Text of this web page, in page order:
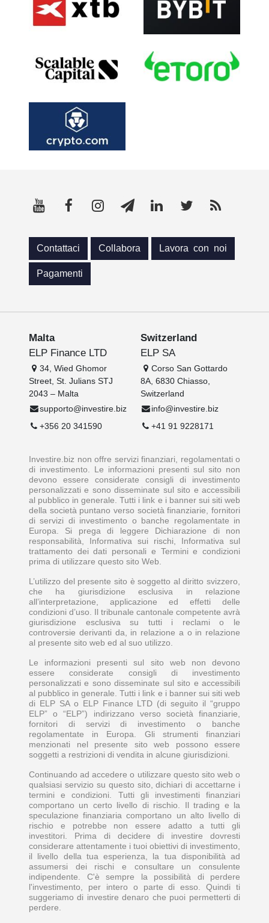
Contattaci Collabora Lavora con noi
Pagamenti
Malta
ELP Finance LTD
34, Wied Ghomor
Street, St. Julians STJ
2043 – Malta
supporto@investire.biz
+356 20 341590
Switzerland
ELP SA
Corso San Gottardo
8A, 6830 Chiasso,
Switzerland
info@investire.biz
+41 91 9228171
Investire.biz non offre servizi finanziari, regolamentati o
di investimento. Le informazioni presenti sul sito non
devono essere considerate consigli di investimento
personalizzati e sono disseminate sul sito e accessibili
al pubblico in generale. Tutti i link e i banner sui siti web
della società puntano verso società finanziarie, fornitori
di servizi di investimento o banche regolamentate in
Europa. Si prega di leggere Dichiarazione di non
responsabilità, Informativa sui rischi, Informativa sul
trattamento dei dati personali e Termini e condizioni
prima di utilizzare questo sito Web.
L’utilizzo del presente sito è soggetto al diritto svizzero,
che ha giurisdizione esclusiva in relazione
all’interpretazione, applicazione ed effetti delle
condizioni d’uso. Il tribunale cantonale competente avrà
giurisdizione esclusiva su tutti i reclami o le
controversie derivanti da, in relazione a o in relazione
al presente sito web ed al suo utilizzo.
Le informazioni presenti sul sito web non devono
essere considerate consigli di investimento
personalizzati e sono disseminate sul sito e accessibili
al pubblico in generale. Tutti i link e i banner sui siti web
di ELP SA o ELP Finance LTD (di seguito il “gruppo
ELP” o “ELP”) indirizzano verso società finanziarie,
fornitori di servizi di investimento o banche
regolamentate in Europa. Gli strumenti finanziari
menzionati nel presente sito web possono essere
soggetti a restrizioni di vendita in alcune giurisdizioni.
Continuando ad accedere o utilizzare questo sito web o
qualsiasi servizio su questo sito, dichiari di accettarne i
termini e condizioni. Tutti gli investimenti finanziari
comportano un certo livello di rischio. Il trading e la
speculazione finanziaria comportano un alto livello di
rischio e potrebbe non essere adatto a tutti gli
investitori. Prima di decidere di investire dovresti
considerare attentamente i tuoi obiettivi di investimento,
il livello della tua esperienza, la tua disponibilità ad
assumersi dei rischi e consultare un consulente
indipendente. C'è sempre la possibilità di perdere
l'investimento, per intero o parte di esso. Quindi ti
suggeriamo di investire denaro che puoi permetterti di
perdere.